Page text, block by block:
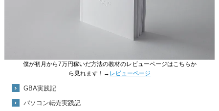
僕が初月から7万円稼いだ方法の教材のレビューページはこちらか
ら見れます！→ レビューページ
GBA実践記
パソコン転売実践記